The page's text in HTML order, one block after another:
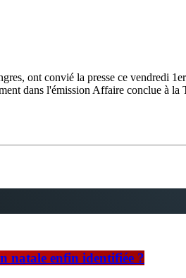
ont convié la presse ce vendredi
dans l'émission Affaire conclue à
natale enfin identifiée ?